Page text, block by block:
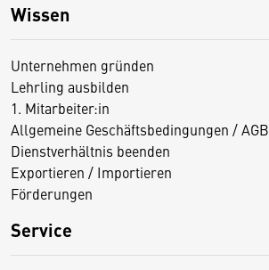
Wissen
Unternehmen gründen
Lehrling ausbilden
1. Mitarbeiter:in
Allgemeine Geschäftsbedingungen / AGB
Dienstverhältnis beenden
Exportieren / Importieren
Förderungen
Service